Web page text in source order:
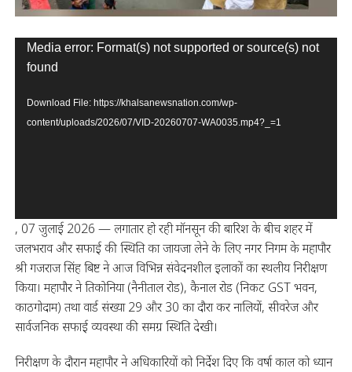
Video
Player
Media error: Format(s) not supported or source(s) not
found
Download File: https://khalsanewsnation.com/wp-
content/uploads/2026/07/VID-20260707-WA0035.mp4?_=1
, 07 जुलाई 2026 — लगातार हो रही मॉनसून की बारिश के बीच शहर में
जलभराव और सफाई की स्थिति का जायजा लेने के लिए नगर निगम के महापौर
श्री गजराज सिंह बिष्ट ने आज विभिन्न संवेदनशील इलाकों का स्थलीय निरीक्षण
किया। महापौर ने तिकोनिया (नैनीताल रोड), कैनाल रोड (निकट GST भवन,
काठगोदाम) तथा वार्ड संख्या 29 और 30 का दौरा कर नालियों, सीवरेज और
सार्वजनिक सफाई व्यवस्था की समग्र स्थिति देखी।
निरीक्षण के दौरान महापौर ने अधिकारियों को निर्देश दिए कि वर्षा काल को ध्यान